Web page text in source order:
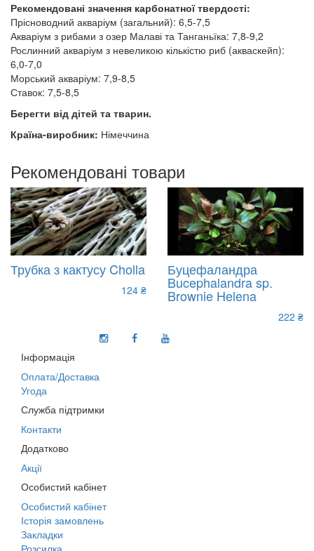
Рекомендовані значення карбонатної твердості:
Прісноводний акваріум (загальний): 6,5-7,5
Акваріум з рибами з озер Малаві та Танганьїка: 7,8-9,2
Рослинний акваріум з невеликою кількістю риб (акваскейп):
6,0-7,0
Морський акваріум: 7,9-8,5
Ставок: 7,5-8,5
Берегти від дітей та тварин.
Країна-виробник: Німеччина
Рекомендовані товари
Трубка з кактусу Cholla
124 ₴
Буцефаландра
Bucephalandra sp.
Brownie Helena
222 ₴
Інформація
Оплата/Доставка
Угода
Служба підтримки
Контакти
Додатково
Акції
Особистий кабінет
Особистий кабінет
Історія замовлень
Закладки
Розсилка